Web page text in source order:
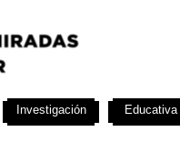
Investigación Educativa